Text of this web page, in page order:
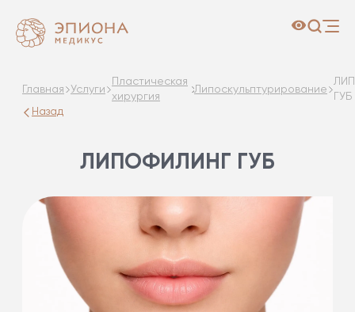
Главная Услуги
Пластическая
хирургия
Липоскульптурирование
ГУБ
Назад
ЛИПОФИЛИНГ ГУБ